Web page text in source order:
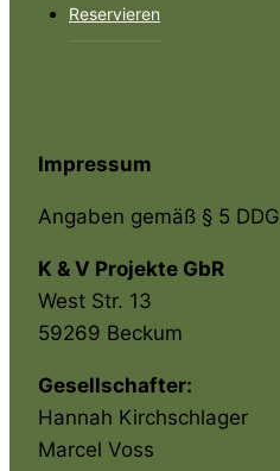
Reservieren
Impressum
Angaben gemäß § 5 DDG
K & V Projekte GbR
West Str. 13
59269 Beckum
Gesellschafter:
Hannah Kirchschlager
Marcel Voss